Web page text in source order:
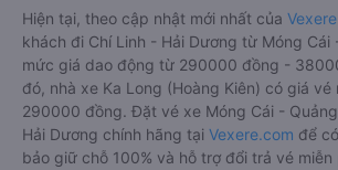
Hiện tại, theo cập nhật mới nhất của
khách đi Chí Linh - Hải Dương từ Móng Cái
mức giá dao động từ 290000 đồng -
đó, nhà xe Ka Long (Hoàng Kiên) có giá vé
290000 đồng. Đặt vé xe Móng Cái -
Hải Dương chính hãng tại Vexere.com để
bảo giữ chỗ 100% và hỗ trợ đổi trả vé